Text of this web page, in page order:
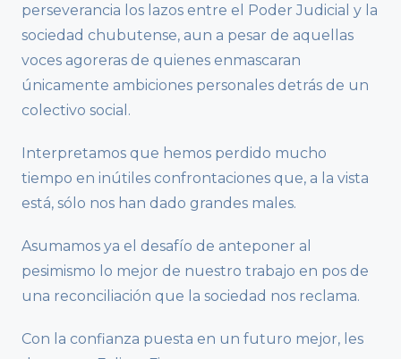
perseverancia los lazos entre el Poder Judicial y la
sociedad chubutense, aun a pesar de aquellas
voces agoreras de quienes enmascaran
únicamente ambiciones personales detrás de un
colectivo social.
Interpretamos que hemos perdido mucho
tiempo en inútiles confrontaciones que, a la vista
está, sólo nos han dado grandes males.
Asumamos ya el desafío de anteponer al
pesimismo lo mejor de nuestro trabajo en pos de
una reconciliación que la sociedad nos reclama.
Con la confianza puesta en un futuro mejor, les